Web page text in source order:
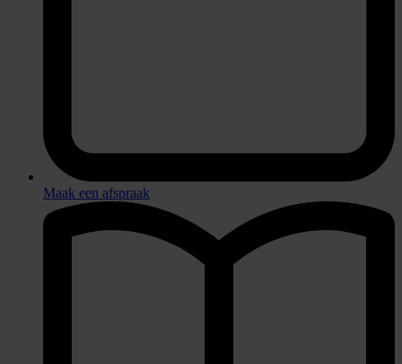
Maak een afspraak